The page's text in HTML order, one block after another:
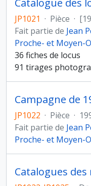
Catalogue des
JP1021 · Pièce ·
Fait partie de Jean
Proche- et Moyen-
36 fiches de locus
91 tirages
Campagne de
JP1022 · Pièce ·
Fait partie de Jean
Proche- et Moyen-
Catalogues